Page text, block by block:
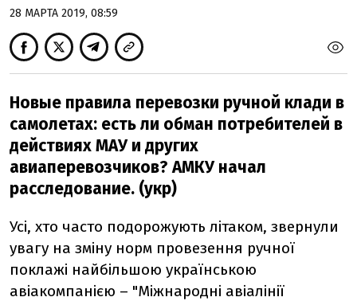
28 МАРТА 2019, 08:59
Новые правила перевозки ручной клади в
самолетах: есть ли обман потребителей в
действиях МАУ и других
авиаперевозчиков? АМКУ начал
расследование. (укр)
Усі, хто часто подорожують літаком, звернули
увагу на зміну норм провезення ручної
поклажі найбільшою українською
авіакомпанією – "Міжнародні авіалінії